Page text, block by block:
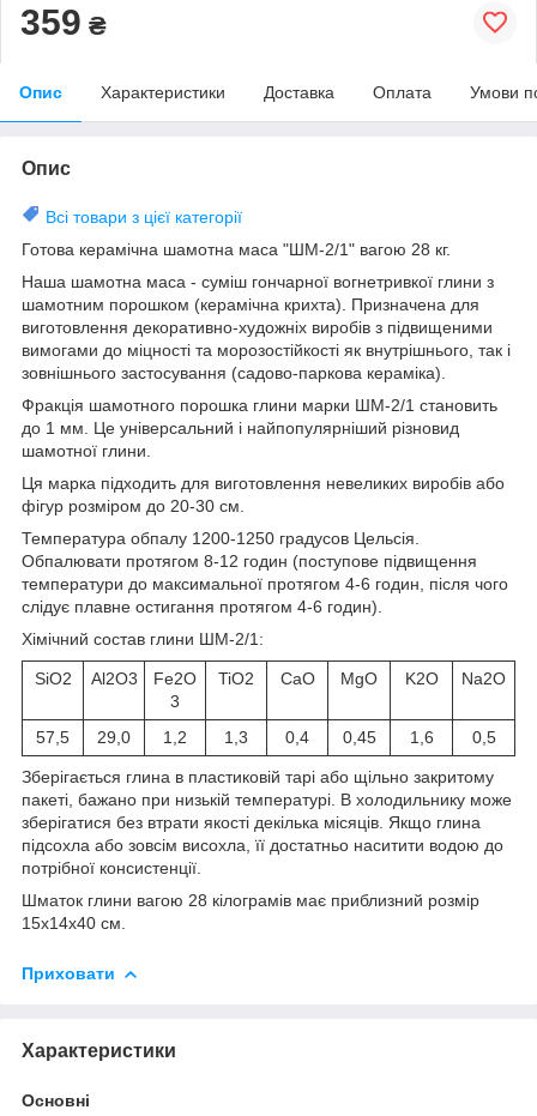
359 ₴
Опис Характеристики Доставка Оплата Умови
Опис
Всі товари з цієї категорії
Готова керамічна шамотна маса "ШМ-2/1" вагою 28 кг.
Наша шамотна маса - суміш гончарної вогнетривкої глини з
шамотним порошком (керамічна крихта). Призначена для
виготовлення декоративно-художніх виробів з підвищеними
вимогами до міцності та морозостійкості як внутрішнього, так і
зовнішнього застосування (садово-паркова кераміка).
Фракція шамотного порошка глини марки ШМ-2/1 становить
до 1 мм. Це універсальний і найпопулярніший різновид
шамотної глини.
Ця марка підходить для виготовлення невеликих виробів або
фігур розміром до 20-30 см.
Температура обпалу 1200-1250 градусов Цельсія.
Обпалювати протягом 8-12 годин (поступове підвищення
температури до максимальної протягом 4-6 годин, після чого
слідує плавне остигання протягом 4-6 годин).
Хімічний состав глини ШМ-2/1:
SiO2 Al2O3
Fe2O
3
TiO2 CaO MgO K2O Na2O
57,5 29,0 1,2 1,3 0,4 0,45 1,6 0,5
Зберігається глина в пластиковій тарі або щільно закритому
пакеті, бажано при низькій температурі. В холодильнику може
зберігатися без втрати якості декілька місяців. Якщо глина
підсохла або зовсім висохла, її достатньо наситити водою до
потрібної консистенції.
Шматок глини вагою 28 кілограмів має приблизний розмір
15х14х40 см.
Приховати
Характеристики
Основні